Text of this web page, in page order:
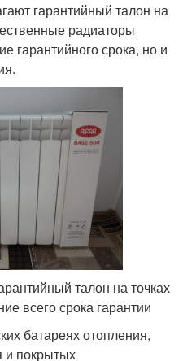
гарантийный талон на
радиаторы
гарантийного срока, но и
талон на точках
всего срока гарантии
батареях отопления,
и покрытых